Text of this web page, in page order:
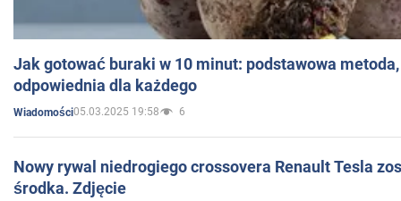
Jak gotować buraki w 10 minut: podstawowa
odpowiednia dla każdego
Wiadomości05.03.2025 19:58 6
Nowy rywal niedrogiego crossovera Renault Tesla
środka. Zdjęcie